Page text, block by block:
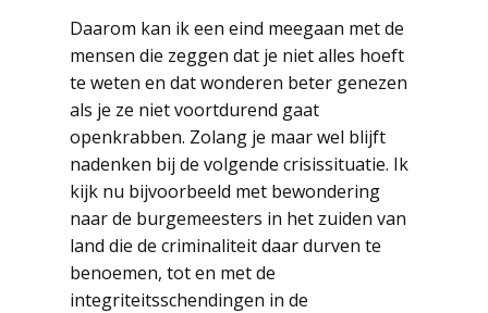
Daarom kan ik een eind meegaan met de
mensen die zeggen dat je niet alles hoeft
te weten en dat wonderen beter genezen
als je ze niet voortdurend gaat
openkrabben. Zolang je maar wel blijft
nadenken bij de volgende crisissituatie. Ik
kijk nu bijvoorbeeld met bewondering
naar de burgemeesters in het zuiden van
land die de criminaliteit daar durven te
benoemen, tot en met de
integriteitsschendingen in de